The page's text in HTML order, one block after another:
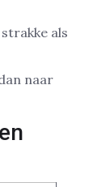
als
naar